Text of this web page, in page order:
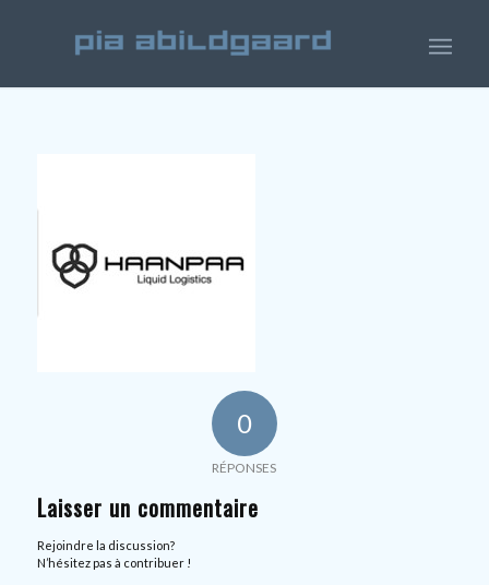
0
RÉPONSES
Laisser un commentaire
Rejoindre la discussion?
N’hésitez pas à contribuer !